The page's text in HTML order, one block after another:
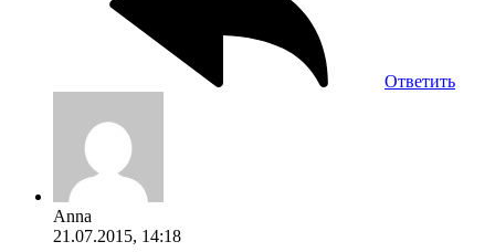
Ответить
Anna
21.07.2015, 14:18